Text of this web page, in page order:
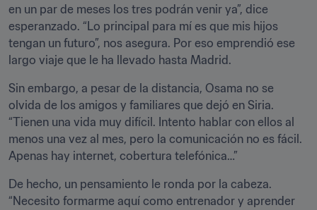
en un par de meses los tres podrán venir ya”, dice
esperanzado. “Lo principal para mí es que mis hijos
tengan un futuro”, nos asegura. Por eso emprendió ese
largo viaje que le ha llevado hasta Madrid.
Sin embargo, a pesar de la distancia, Osama no se
olvida de los amigos y familiares que dejó en Siria.
“Tienen una vida muy difícil. Intento hablar con ellos al
menos una vez al mes, pero la comunicación no es fácil.
Apenas hay internet, cobertura telefónica…”
De hecho, un pensamiento le ronda por la cabeza.
“Necesito formarme aquí como entrenador y aprender